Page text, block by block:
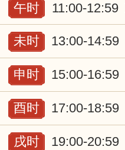
午时 11:00-12:59
未时 13:00-14:59
申时 15:00-16:59
酉时 17:00-18:59
戌时 19:00-20:59